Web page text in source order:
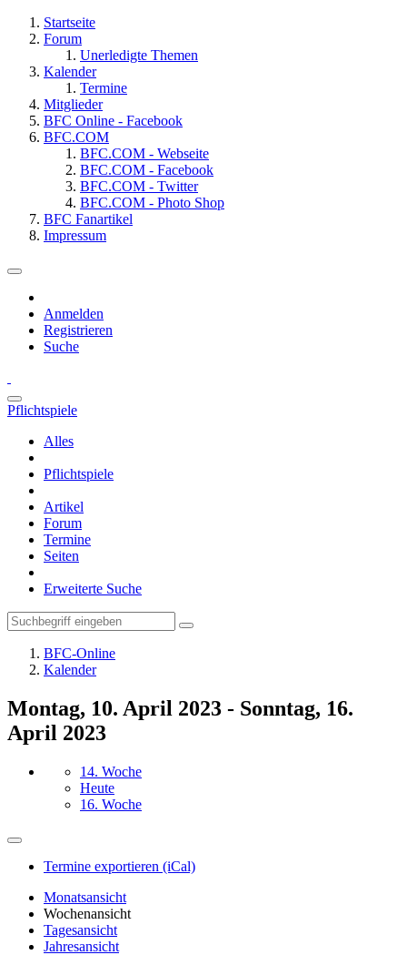
Startseite
Forum
Unerledigte Themen
Kalender
Termine
Mitglieder
BFC Online - Facebook
BFC.COM
BFC.COM - Webseite
BFC.COM - Facebook
BFC.COM - Twitter
BFC.COM - Photo Shop
BFC Fanartikel
Impressum
Anmelden
Registrieren
Suche
Pflichtspiele
Alles
Pflichtspiele
Artikel
Forum
Termine
Seiten
Erweiterte Suche
BFC-Online
Kalender
Montag, 10. April 2023 - Sonntag, 16.
April 2023
14. Woche
Heute
16. Woche
Termine exportieren (iCal)
Monatsansicht
Wochenansicht
Tagesansicht
Jahresansicht